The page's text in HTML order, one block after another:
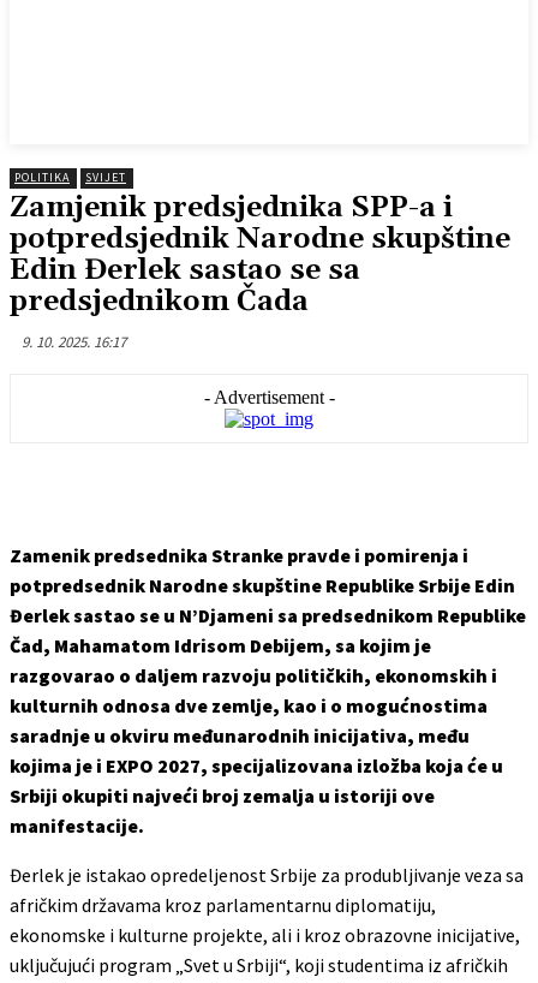
POLITIKA SVIJET
Zamjenik predsjednika SPP-a i
potpredsjednik Narodne skupštine
Edin Đerlek sastao se sa
predsjednikom Čada
9. 10. 2025. 16:17
- Advertisement -
Zamenik predsednika Stranke pravde i pomirenja i
potpredsednik Narodne skupštine Republike Srbije Edin
Đerlek sastao se u N’Djameni sa predsednikom Republike
Čad, Mahamatom Idrisom Debijem, sa kojim je
razgovarao o daljem razvoju političkih, ekonomskih i
kulturnih odnosa dve zemlje, kao i o mogućnostima
saradnje u okviru međunarodnih inicijativa, među
kojima je i EXPO 2027, specijalizovana izložba koja će u
Srbiji okupiti najveći broj zemalja u istoriji ove
manifestacije.
Đerlek je istakao opredeljenost Srbije za produbljivanje veza sa
afričkim državama kroz parlamentarnu diplomatiju,
ekonomske i kulturne projekte, ali i kroz obrazovne inicijative,
uključujući program „Svet u Srbiji“, koji studentima iz afričkih